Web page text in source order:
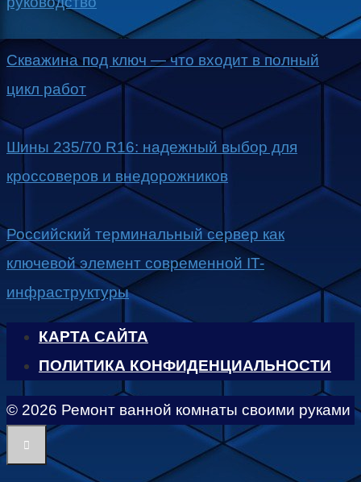
Скважина под ключ — что входит в полный
цикл работ
Шины 235/70 R16: надежный выбор для
кроссоверов и внедорожников
Российский терминальный сервер как
ключевой элемент современной IT-
инфраструктуры
КАРТА САЙТА
ПОЛИТИКА КОНФИДЕНЦИАЛЬНОСТИ
© 2026 Ремонт ванной комнаты своими руками